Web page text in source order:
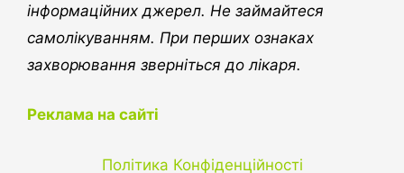
інформаційних джерел. Не займайтеся
самолікуванням. При перших ознаках
захворювання зверніться до лікаря.
Реклама на сайті
Політика Конфіденційності